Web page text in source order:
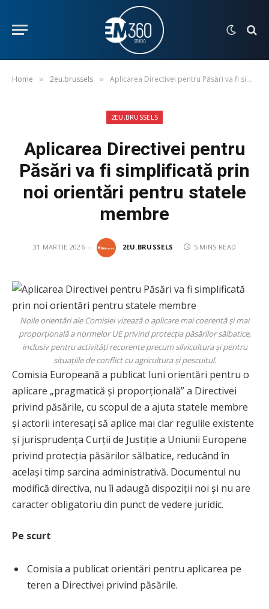
Home » 2eu.brussels » Aplicarea Directivei pentru Păsări va fi simplificată prin noi orientări pentru statele membre
2EU.BRUSSELS
Aplicarea Directivei pentru
Păsări va fi simplificată prin
noi orientări pentru statele
membre
31 MARTIE 2026 2EU.BRUSSELS 5 MINS READ
Noile orientări ale Comisiei vizează o aplicare mai coerentă și mai
proporțională a normelor UE privind protecția păsărilor sălbatice,
inclusiv pentru activități recurente precum silvicultura și pentru
situațiile de conflict cu agricultura și pescuitul.
Comisia Europeană a publicat luni orientări pentru o
aplicare „pragmatică și proporțională” a Directivei
privind păsările, cu scopul de a ajuta statele membre
și actorii interesați să aplice mai clar regulile existente
și jurisprudența Curții de Justiție a Uniunii Europene
privind protecția păsărilor sălbatice, reducând în
același timp sarcina administrativă. Documentul nu
modifică directiva, nu îi adaugă dispoziții noi și nu are
caracter obligatoriu din punct de vedere juridic.
Pe scurt
Comisia a publicat orientări pentru aplicarea pe
teren a Directivei privind păsările.